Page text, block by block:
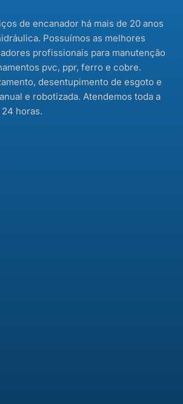
de encanador há mais de 20 anos
Possuímos as melhores
profissionais para manutenção
pvc, ppr, ferro e cobre.
desentupimento de esgoto e
e robotizada. Atendemos toda a
horas.